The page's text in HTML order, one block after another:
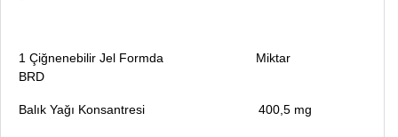
1 Çiğnenebilir Jel Formda Miktar
BRD
Balık Yağı Konsantresi 400,5 mg